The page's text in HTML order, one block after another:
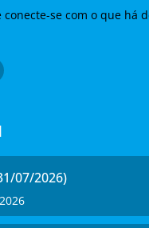
se com o que há
07/2026)